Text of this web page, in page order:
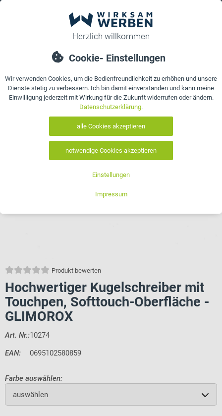
Produkt bewerten
Hochwertiger Kugelschreiber mit
Touchpen, Softtouch-Oberfläche -
GLIMOROX
Art. Nr.:10274
EAN: 0695102580859
Farbe auswählen:
auswählen
Details Bewertungen Kontakt